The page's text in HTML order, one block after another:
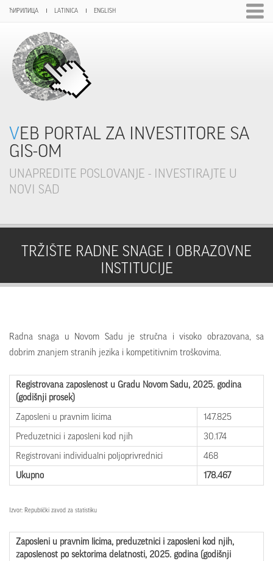
ЋИРИЛИЦА LATINICA ENGLISH
VEB PORTAL ZA INVESTITORE SA
GIS-OM
UNAPREDITE POSLOVANJE - INVESTIRAJTE U
NOVI SAD
TRŽIŠTE RADNE SNAGE I OBRAZOVNE
INSTITUCIJE
Radna snaga u Novom Sadu je stručna i visoko obrazovana, sa
dobrim znanjem stranih jezika i kompetitivnim troškovima.
Registrovana zaposlenost u Gradu Novom Sadu, 2025. godina
(godišnji prosek)
Zaposleni u pravnim licima 147.825
Preduzetnici i zaposleni kod njih 30.174
Registrovani individualni poljoprivrednici 468
Ukupno 178.467
Izvor: Republički zavod za statistiku
Zaposleni u pravnim licima, preduzetnici i zaposleni kod njih,
zaposlenost po sektorima delatnosti, 2025. godina (godišnji